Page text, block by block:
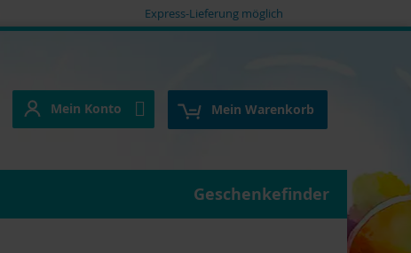
Express-Lieferung möglich
Mein Warenkorb
Mein Konto
Mein Konto
Geschenkefinder